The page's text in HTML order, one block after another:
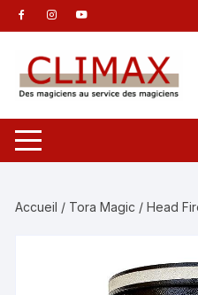
Aller
au
contenu
Accueil / Tora Magic / Head